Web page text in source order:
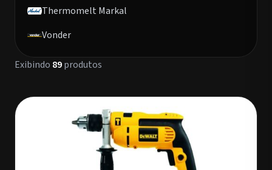
Thermomelt Markal
Vonder
Exibindo 89produtos